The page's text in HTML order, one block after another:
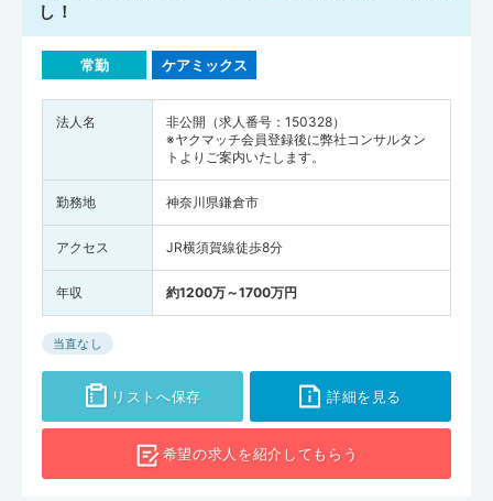
し！
常勤 ケアミックス
法人名
非公開（求人番号：150328）
※ヤクマッチ会員登録後に弊社コンサルタン
トよりご案内いたします。
勤務地 神奈川県鎌倉市
アクセス JR横須賀線徒歩8分
年収 約1200万～1700万円
当直なし
リストへ保存 詳細を見る
希望の求人を紹介してもらう